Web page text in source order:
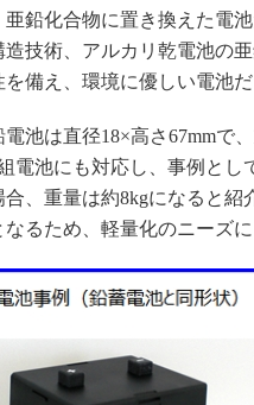
鉛化合物に置き換えた電
技術、アルカリ乾電池の
備え、環境に優しい電池だ
池は直径18×高さ67mmで
電池にも対応し、事例とし
、重量は約8kgになると
るため、軽量化のニーズに